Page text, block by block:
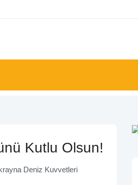
iş birliği güçleniyor
Kutlu Olsun!
Deniz Kuvvetleri